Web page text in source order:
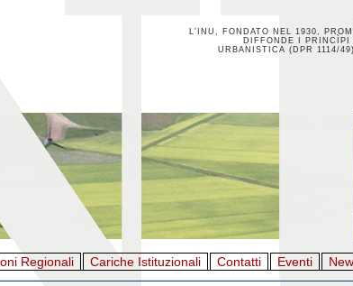
L'INU, FONDATO NEL 1930,
DIFFONDE I PRINCÌPI
URBANISTICA (DPR 1114/
Regionali Cariche Istituzionali Contatti Eventi